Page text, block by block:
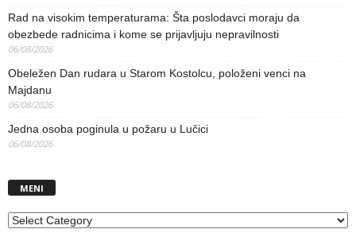
Rad na visokim temperaturama: Šta poslodavci moraju da
obezbede radnicima i kome se prijavljuju nepravilnosti
06/08/2026
Obeležen Dan rudara u Starom Kostolcu, položeni venci na
Majdanu
06/08/2026
Jedna osoba poginula u požaru u Lučici
06/08/2026
MENI
MENI